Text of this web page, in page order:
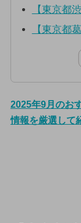
【東京都
【東京都
2025年9月のお
情報を厳選して